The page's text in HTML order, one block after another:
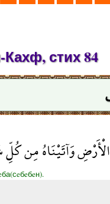
стих 84
وَآتَيْنَاهُ مِن